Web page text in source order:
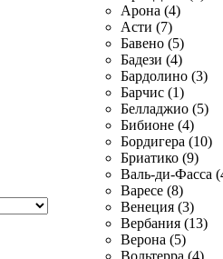
Арона (4)
Асти (7)
Бавено (5)
Бадези (4)
Бардолино (3)
Барчис (1)
Белладжио (5)
Бибионе (4)
Бордигера (10)
Бриатико (9)
Валь-ди-Фасса
Варесе (8)
Венеция (3)
Вербания (13)
Верона (5)
Вольтерра (4)